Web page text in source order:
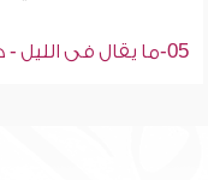
05-ما يقال فى الليل - د.محمد إسماعيل المقدم